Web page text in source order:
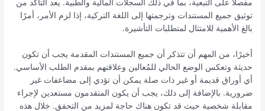
مفصلا على التبعية، بما في ذلك السجلات المالية والطبية. يعد التأكد من
توثيق جميع المستندات وترجمتها إلى اللغة التركية، إذا لزم الأمر، أمرًا
بالغ الأهمية للامتثال لمتطلبات التأشيرة.
أخيرًا، من المهم أن تتذكر أن جميع المستندات المقدمة يجب أن تكون
حديثة وتعكس الوضع الحالي للمُعالين وعلاقتهم بمقدم الطلب الأساسي.
أي أوراق قديمة أو غير ذات صلة يمكن أن تؤدي إلى مضاعفات غير
ضرورية. بالإضافة إلى ذلك، يجب أن يكون المتقدمون مستعدين لإجراء
مقابلة شخصية حيث قد تكون هناك حاجة لمزيد من التحقق. خلال هذه